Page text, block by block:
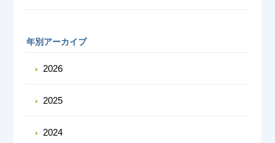
年別アーカイブ
2026
2025
2024